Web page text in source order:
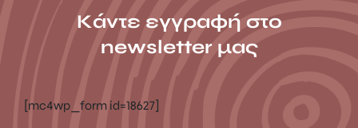
Κάντε εγγραφή στο
newsletter μας
[mc4wp_form id=18627]